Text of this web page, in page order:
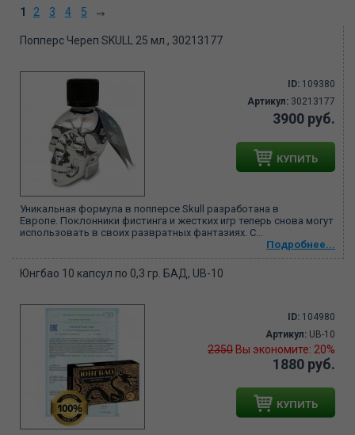
1 2 3 4 5
Попперс Череп SKULL 25 мл., 30213177
ID: 109380
Артикул: 30213177
3900 руб.
КУПИТЬ
Уникальная формула в попперсе Skull разработана в
Европе. Поклонники фистинга и жестких игр теперь снова могут
использовать в своих развратных фантазиях. С...
Подробнее...
Юнгбао 10 капсул по 0,3 гр. БАД, UB-10
ID: 104980
Артикул: UB-10
2350 Вы экономите: 20%
1880 руб.
КУПИТЬ